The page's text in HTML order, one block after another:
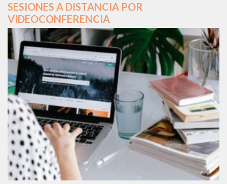
SESIONES A DISTANCIA POR
VIDEOCONFERENCIA